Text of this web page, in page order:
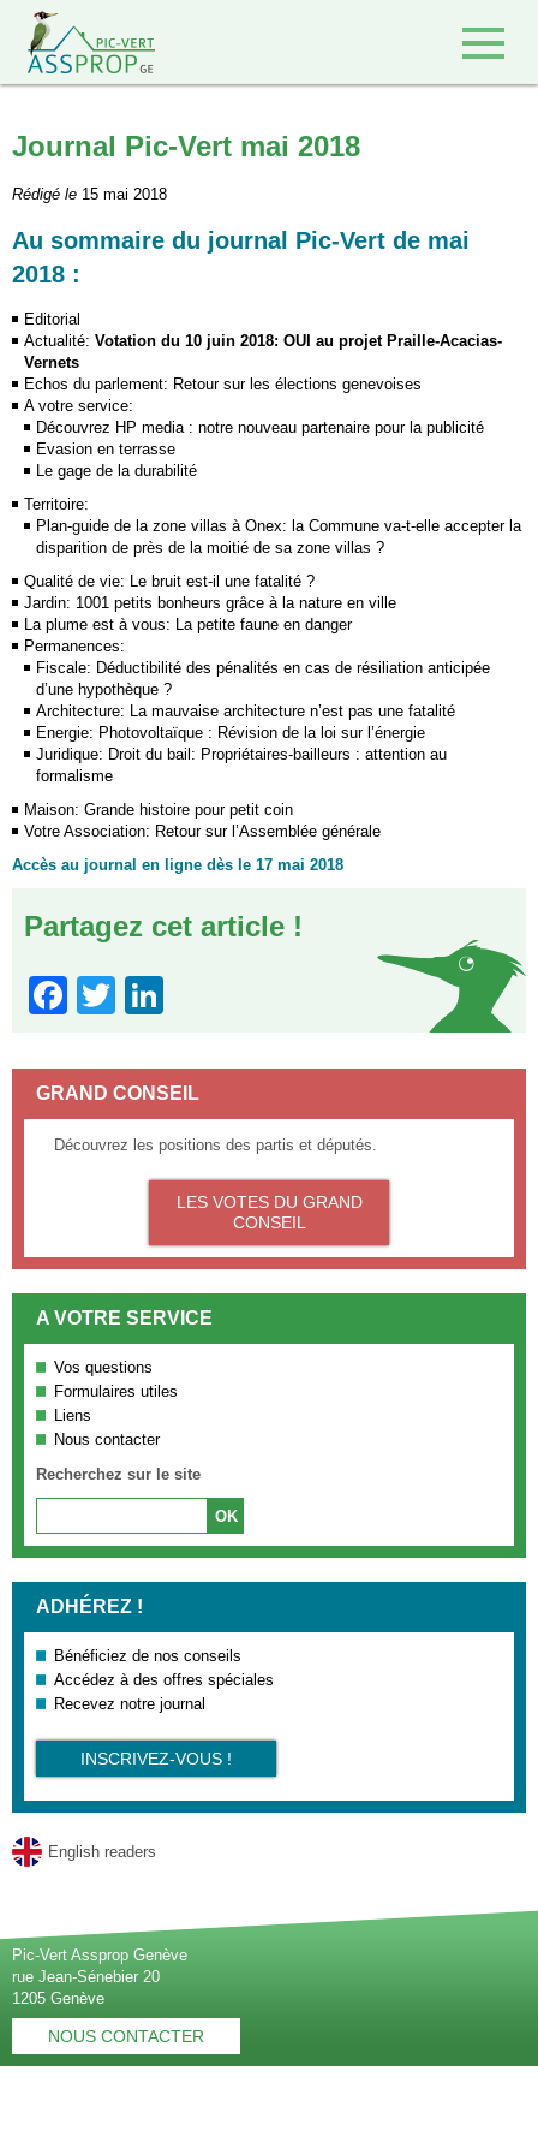
Journal Pic-Vert mai 2018
Rédigé le 15 mai 2018
Au sommaire du journal Pic-Vert de mai
2018 :
Editorial
Actualité: Votation du 10 juin 2018: OUI au projet Praille-Acacias-
Vernets
Echos du parlement: Retour sur les élections genevoises
A votre service:
Découvrez HP media : notre nouveau partenaire pour la publicité
Evasion en terrasse
Le gage de la durabilité
Territoire:
Plan-guide de la zone villas à Onex: la Commune va-t-elle accepter la
disparition de près de la moitié de sa zone villas ?
Qualité de vie: Le bruit est-il une fatalité ?
Jardin: 1001 petits bonheurs grâce à la nature en ville
La plume est à vous: La petite faune en danger
Permanences:
Fiscale: Déductibilité des pénalités en cas de résiliation anticipée
d’une hypothèque ?
Architecture: La mauvaise architecture n’est pas une fatalité
Energie: Photovoltaïque : Révision de la loi sur l’énergie
Juridique: Droit du bail: Propriétaires-bailleurs : attention au
formalisme
Maison: Grande histoire pour petit coin
Votre Association: Retour sur l’Assemblée générale
Accès au journal en ligne dès le 17 mai 2018
Partagez cet article !
Facebook
Twitter
GRAND CONSEIL
Découvrez les positions des partis et députés.
LES VOTES DU GRAND
CONSEIL
A VOTRE SERVICE
Vos questions
Formulaires utiles
Liens
Nous contacter
Recherchez sur le site
ADHÉREZ !
Bénéficiez de nos conseils
Accédez à des offres spéciales
Recevez notre journal
INSCRIVEZ-VOUS !
English readers
Pic-Vert Assprop Genève
rue Jean-Sénebier 20
1205 Genève
NOUS CONTACTER